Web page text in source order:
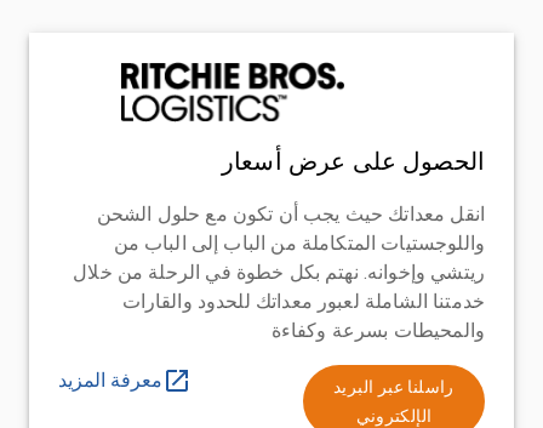
الحصول على عرض أسعار
انقل معداتك حيث يجب أن تكون مع حلول الشحن
واللوجستيات المتكاملة من الباب إلى الباب من
ريتشي وإخوانه. نهتم بكل خطوة في الرحلة من خلال
خدمتنا الشاملة لعبور معداتك للحدود والقارات
والمحيطات بسرعة وكفاءة
راسلنا عبر البريد
الإلكتروني
معرفة المزيد